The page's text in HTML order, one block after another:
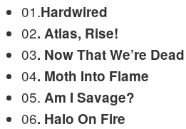
01.Hardwired
02. Atlas, Rise!
03. Now That We’re Dead
04. Moth Into Flame
05. Am I Savage?
06. Halo On Fire